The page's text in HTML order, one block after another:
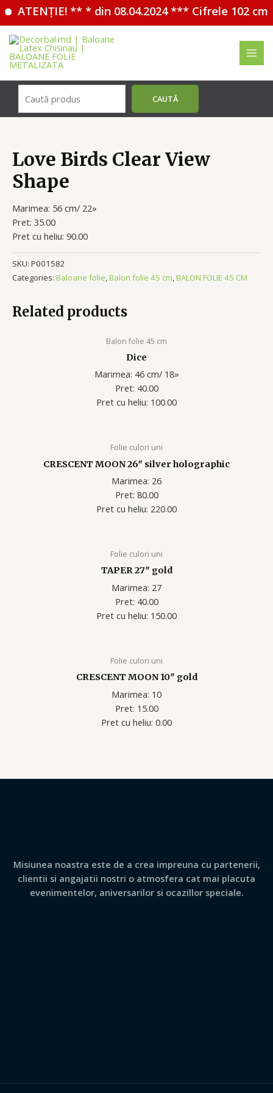
ATENȚIE! ** * din 08.04.2024 *** Cifrele 102 cm
Перейти
содержимому
CAUTĂ
Love Birds Clear View
Shape
Marimea: 56 cm/ 22»
Pret: 35.00
Pret cu heliu: 90.00
SKU: P001582
Categories: Baloane folie,Balon folie 45 cm,BALON FOLIE 45 CM
Related products
Balon folie 45 cm
Dice
Marimea: 46 cm/ 18»
Pret: 40.00
Pret cu heliu: 100.00
Folie culori uni
CRESCENT MOON 26″ silver holographic
Marimea: 26
Pret: 80.00
Pret cu heliu: 220.00
Folie culori uni
TAPER 27″ gold
Marimea: 27
Pret: 40.00
Pret cu heliu: 150.00
Folie culori uni
CRESCENT MOON 10″ gold
Marimea: 10
Pret: 15.00
Pret cu heliu: 0.00
Misiunea noastra este de a crea impreuna cu partenerii,
clientii si angajatii nostri o atmosfera cat mai placuta
evenimentelor, aniversarilor si ocazillor speciale.